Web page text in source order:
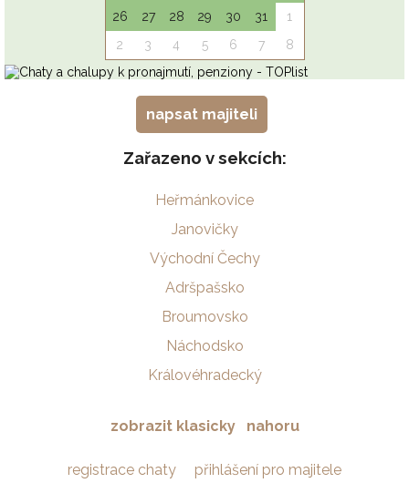
napsat majiteli
Zařazeno v sekcích:
Heřmánkovice
Janovičky
Východní Čechy
Adršpašsko
Broumovsko
Náchodsko
Královéhradecký
zobrazit klasicky nahoru
registrace chaty přihlášení pro majitele